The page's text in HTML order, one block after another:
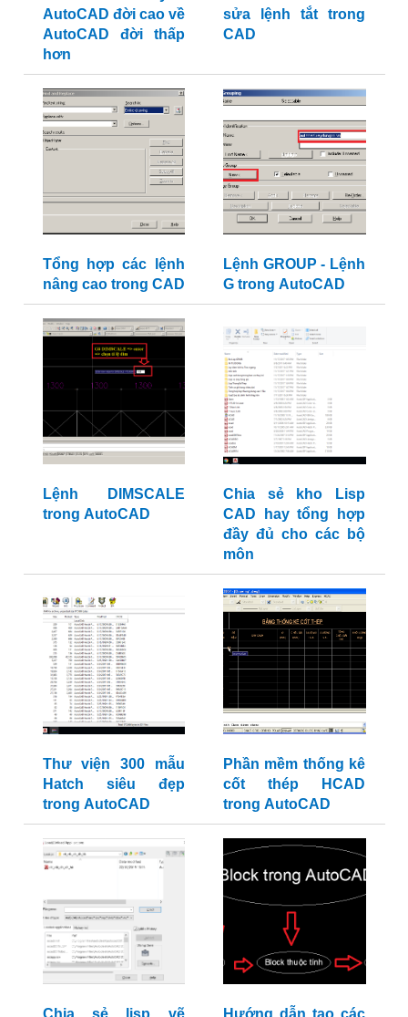
AutoCAD đời cao về
AutoCAD đời thấp
hơn
sửa lệnh tắt trong
CAD
Tổng hợp các lệnh
nâng cao trong CAD
Lệnh GROUP - Lệnh
G trong AutoCAD
Lệnh DIMSCALE
trong AutoCAD
Chia sẻ kho Lisp
CAD hay tổng hợp
đầy đủ cho các bộ
môn
Thư viện 300 mẫu
Hatch siêu đẹp
trong AutoCAD
Phần mềm thống kê
cốt thép HCAD
trong AutoCAD
Chia sẻ lisp vẽ
Hướng dẫn tạo các